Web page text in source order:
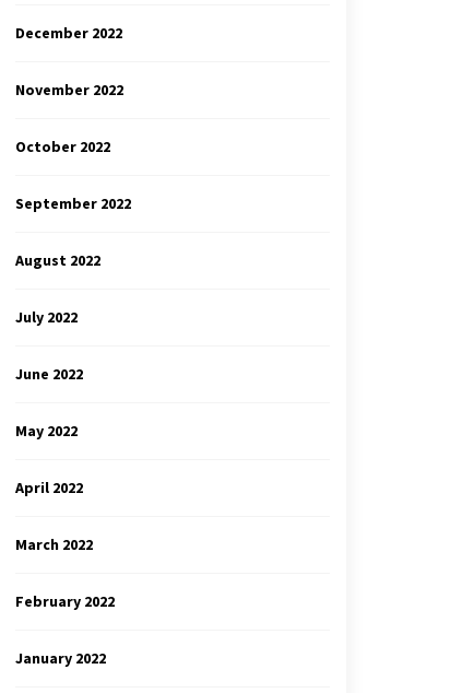
December 2022
November 2022
October 2022
September 2022
August 2022
July 2022
June 2022
May 2022
April 2022
March 2022
February 2022
January 2022